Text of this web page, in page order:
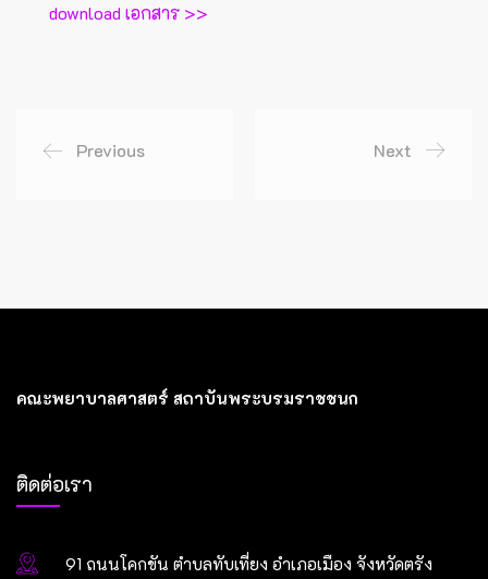
download เอกสาร >>
Previous Next
คณะพยาบาลศาสตร์ สถาบันพระบรมราชชนก
ติดต่อเรา
91 ถนนโคกขัน ตำบลทับเที่ยง อำเภอเมือง จังหวัดตรัง